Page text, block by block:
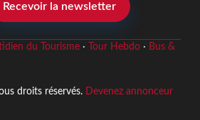
Recevoir la newsletter
du Tourisme· Tour Hebdo· Bus &
droits réservés. Devenez annonceur